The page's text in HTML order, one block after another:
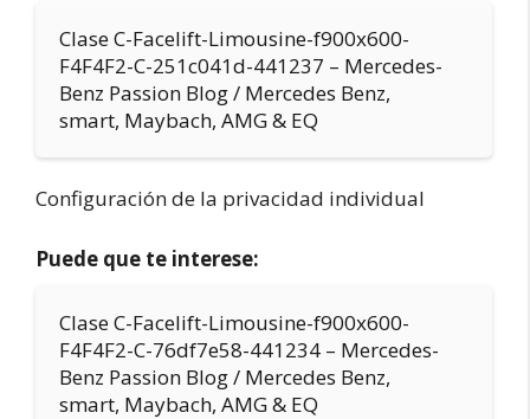
Clase C-Facelift-Limousine-f900x600-
F4F4F2-C-251c041d-441237 – Mercedes-
Benz Passion Blog / Mercedes Benz,
smart, Maybach, AMG & EQ
Configuración de la privacidad individual
Puede que te interese:
Clase C-Facelift-Limousine-f900x600-
F4F4F2-C-76df7e58-441234 – Mercedes-
Benz Passion Blog / Mercedes Benz,
smart, Maybach, AMG & EQ